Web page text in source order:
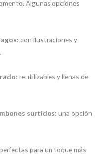
Algunas opciones
con ilustraciones y
reutilizables y llenas de
surtidos: una opción
perfectas para un toque más